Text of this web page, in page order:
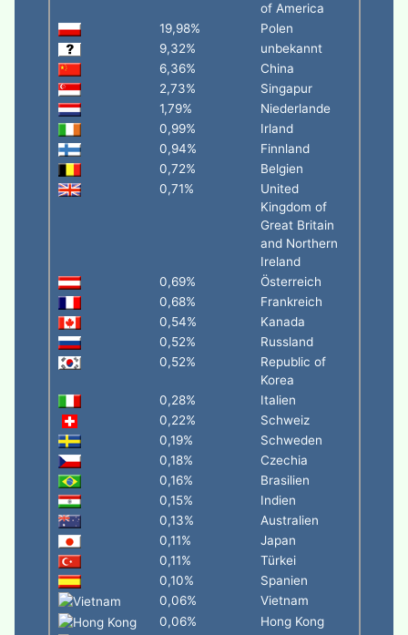
of America
19,98%
Polen
9,32%
unbekannt
6,36%
China
2,73%
Singapur
1,79%
Niederlande
0,99%
Irland
0,94%
Finnland
0,72%
Belgien
0,71%
United
Kingdom of
Great Britain
and Northern
Ireland
0,69%
Österreich
0,68%
Frankreich
0,54%
Kanada
0,52%
Russland
0,52%
Republic of
Korea
0,28%
Italien
0,22%
Schweiz
0,19%
Schweden
0,18%
Czechia
0,16%
Brasilien
0,15%
Indien
0,13%
Australien
0,11%
Japan
0,11%
Türkei
0,10%
Spanien
0,06%
Vietnam
0,06%
Hong Kong